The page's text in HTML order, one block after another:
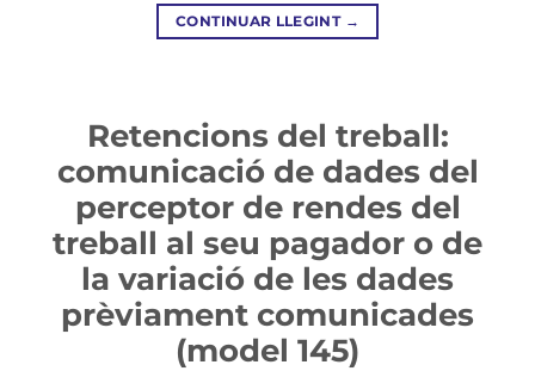
CONTINUAR LLEGINT →
Retencions del treball:
comunicació de dades del
perceptor de rendes del
treball al seu pagador o de
la variació de les dades
prèviament comunicades
(model 145)